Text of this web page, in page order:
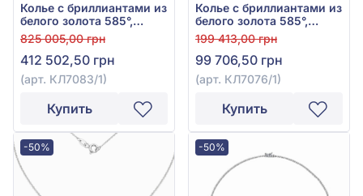
Колье с бриллиантами из
белого золота 585°,
Бриллиант 3,75ct, арт.
КЛ7083/1
825 005,00 грн
412 502,50 грн
(арт. КЛ7083/1)
Купить
Колье с бриллиантами из
белого золота 585°,
бриллиант 0,67ct, арт.
КЛ7076/1
199 413,00 грн
99 706,50 грн
(арт. КЛ7076/1)
Купить
-50% -50%